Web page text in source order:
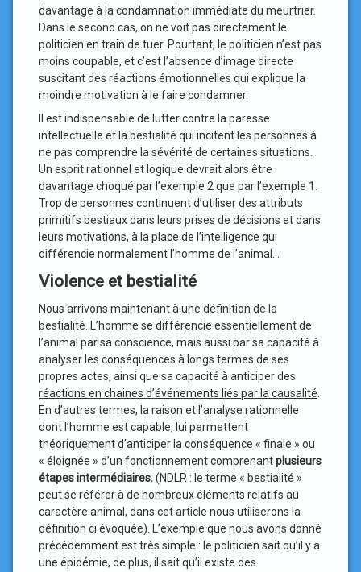
davantage à la condamnation immédiate du meurtrier.
Dans le second cas, on ne voit pas directement le
politicien en train de tuer. Pourtant, le politicien n’est pas
moins coupable, et c’est l’absence d’image directe
suscitant des réactions émotionnelles qui explique la
moindre motivation à le faire condamner.
Il est indispensable de lutter contre la paresse
intellectuelle et la bestialité qui incitent les personnes à
ne pas comprendre la sévérité de certaines situations.
Un esprit rationnel et logique devrait alors être
davantage choqué par l’exemple 2 que par l’exemple 1.
Trop de personnes continuent d’utiliser des attributs
primitifs bestiaux dans leurs prises de décisions et dans
leurs motivations, à la place de l’intelligence qui
différencie normalement l’homme de l’animal…
Violence et bestialité
Nous arrivons maintenant à une définition de la
bestialité. L’homme se différencie essentiellement de
l’animal par sa conscience, mais aussi par sa capacité à
analyser les conséquences à longs termes de ses
propres actes, ainsi que sa capacité à anticiper des
réactions en chaines d’événements liés par la causalité
En d’autres termes, la raison et l’analyse rationnelle
dont l’homme est capable, lui permettent
théoriquement d’anticiper la conséquence « finale » ou
« éloignée » d’un fonctionnement comprenantplusieurs
étapes intermédiaires.(NDLR : le terme « bestialité »
peut se référer à de nombreux éléments relatifs au
caractère animal, dans cet article nous utiliserons la
définition ci évoquée). L’exemple que nous avons donné
précédemment est très simple : le politicien sait qu’il y a
une épidémie, de plus, il sait qu’il existe des